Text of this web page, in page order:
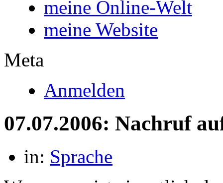
meine Online-Welt
meine Website
Meta
Anmelden
07.07.2006: Nachruf
in: Sprache